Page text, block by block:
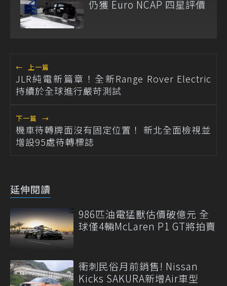
仍獲 Euro NCAP 四星評價
← 上一篇
JLR純電新篇章！全新Range Rover Electric
持續於全球進行嚴苛測試
下一篇 →
機車待轉牌面沒有固定位置！ 新北全面檢視並
增設95處待轉標誌
延伸閱讀
986匹油電猛獸估價破億元 全
球僅4輛McLaren P1 GT將拍賣
衝刺民俗月前銷售! Nissan
Kicks SAKURA新增Air車型